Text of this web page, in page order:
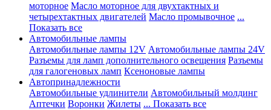
моторное Масло моторное для двухтактных и
четырехтактных двигателей Масло промывочное ...
Показать все
Автомобильные лампы
Автомобильные лампы 12V Автомобильные лампы 24V
Разъемы для ламп дополнительного освещения Разъемы
для галогеновых ламп Ксеноновые лампы
Автопринадлежности
Автомобильные удлинители Автомобильный молдинг
Аптечки Воронки Жилеты ... Показать все